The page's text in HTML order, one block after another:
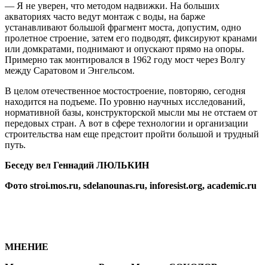
— Я не уверен, что методом надвижки. На больших
акваториях часто ведут монтаж с воды, на барже
устанавливают большой фрагмент моста, допустим, одно
пролетное строение, затем его подводят, фиксируют кранами
или домкратами, поднимают и опускают прямо на опоры.
Примерно так монтировался в 1962 году мост через Волгу
между Саратовом и Энгельсом.
В целом отечественное мостостроение, повторяю, сегодня
находится на подъеме. По уровню научных исследований,
нормативной базы, конструкторской мысли мы не отстаем от
передовых стран. А вот в сфере технологии и организации
строительства нам еще предстоит пройти большой и трудный
путь.
Беседу вел Геннадий ЛЮЛЬКИН
Фото stroi.mos.ru, sdelanounas.ru, inforesist.org, academic.ru
МНЕНИЕ